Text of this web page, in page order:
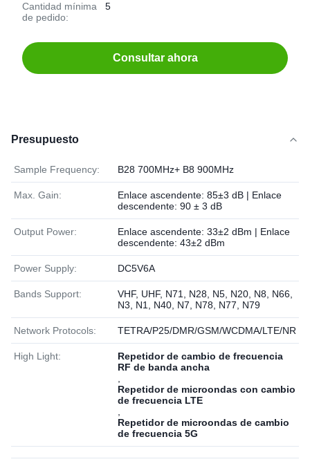
Cantidad mínima
de pedido:
5
Consultar ahora
Presupuesto
Sample Frequency: B28 700MHz+ B8 900MHz
Max. Gain:
Enlace ascendente: 85±3 dB | Enlace
descendente: 90 ± 3 dB
Output Power:
Enlace ascendente: 33±2 dBm | Enlace
descendente: 43±2 dBm
Power Supply: DC5V6A
Bands Support:
VHF, UHF, N71, N28, N5, N20, N8, N66,
N3, N1, N40, N7, N78, N77, N79
Network Protocols: TETRA/P25/DMR/GSM/WCDMA/LTE/NR
High Light:
Repetidor de cambio de frecuencia
RF de banda ancha
Repetidor de microondas con cambio
de frecuencia LTE
Repetidor de microondas de cambio
de frecuencia 5G